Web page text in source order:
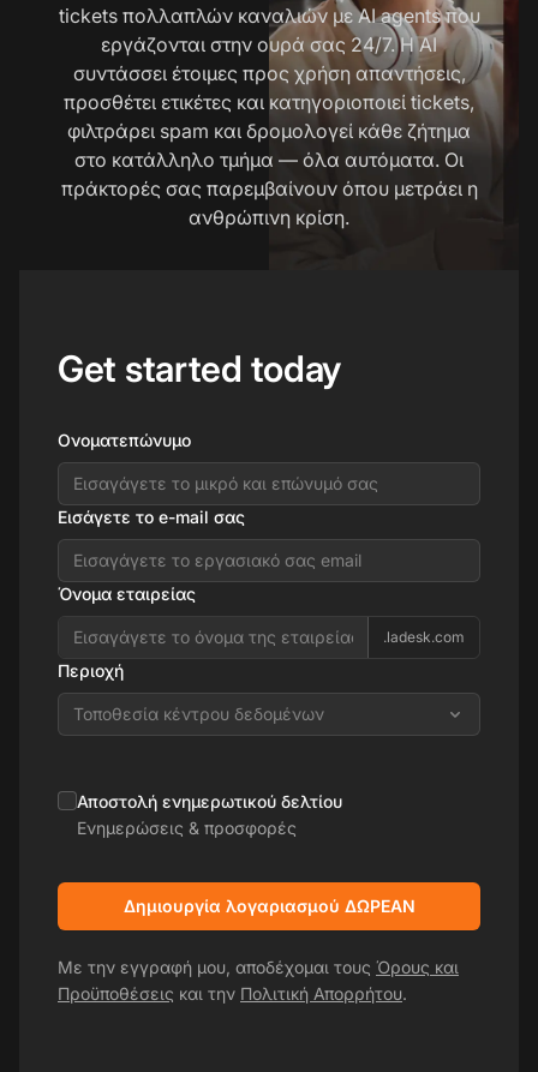
tickets πολλαπλών καναλιών με AI agents που
εργάζονται στην ουρά σας 24/7. Η AI
συντάσσει έτοιμες προς χρήση απαντήσεις,
προσθέτει ετικέτες και κατηγοριοποιεί tickets,
φιλτράρει spam και δρομολογεί κάθε ζήτημα
στο κατάλληλο τμήμα — όλα αυτόματα. Οι
πράκτορές σας παρεμβαίνουν όπου μετράει η
ανθρώπινη κρίση.
Get started today
Ονοματεπώνυμο
Εισάγετε το e-mail σας
Όνομα εταιρείας
.ladesk.com
Περιοχή
Τοποθεσία κέντρου δεδομένων
Αποστολή ενημερωτικού δελτίου
Ενημερώσεις & προσφορές
Δημιουργία λογαριασμού ΔΩΡΕΑΝ
Με την εγγραφή μου, αποδέχομαι τους Όρους και
Προϋποθέσεις και την Πολιτική Απορρήτου.